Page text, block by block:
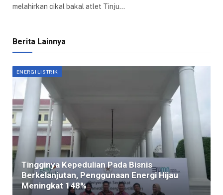
melahirkan cikal bakal atlet Tinju…
Berita Lainnya
ENERGI LISTRIK
Tingginya Kepedulian Pada Bisnis
Berkelanjutan, Penggunaan Energi Hijau
Meningkat 148%